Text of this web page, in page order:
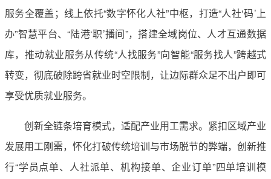
服务全覆盖；线上依托“数字怀化人社”中枢，打造“人社‘码’上
办”智慧平台、“陆港‘职’播间”，搭建全域岗位、人才互通数据
库，推动就业服务从传统“人找服务”向智能“服务找人”跨越式
转变，彻底破除跨省就业时空限制，让边际群众足不出户即可
享受优质就业服务。
创新全链条培育模式，适配产业用工需求。紧扣区域产业
发展用工刚需，怀化打破传统培训与市场脱节的弊端，创新推
行“学员点单、人社派单、机构接单、企业订单”四单培训模